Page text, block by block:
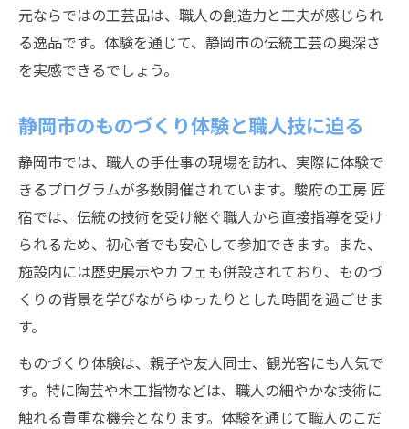
元ならではの工芸品は、職人の創造力と工夫が感じられ
る逸品です。体験を通じて、静岡市の伝統工芸の奥深さ
を実感できるでしょう。
静岡市のものづくり体験と職人技に迫る
静岡市では、職人の手仕事の現場を訪れ、実際に体験で
きるプログラムが多数開催されています。駿府の工房 匠
宿では、伝統の技術を受け継ぐ職人から直接指導を受け
られるため、初心者でも安心して参加できます。また、
施設内には歴史展示やカフェも併設されており、ものづ
くりの背景を学びながらゆったりとした時間を過ごせま
す。
ものづくり体験は、親子や友人同士、観光客にも人気で
す。特に陶芸や木工指物などは、職人の細やかな技術に
触れる貴重な機会となります。体験を通じて職人のこだ